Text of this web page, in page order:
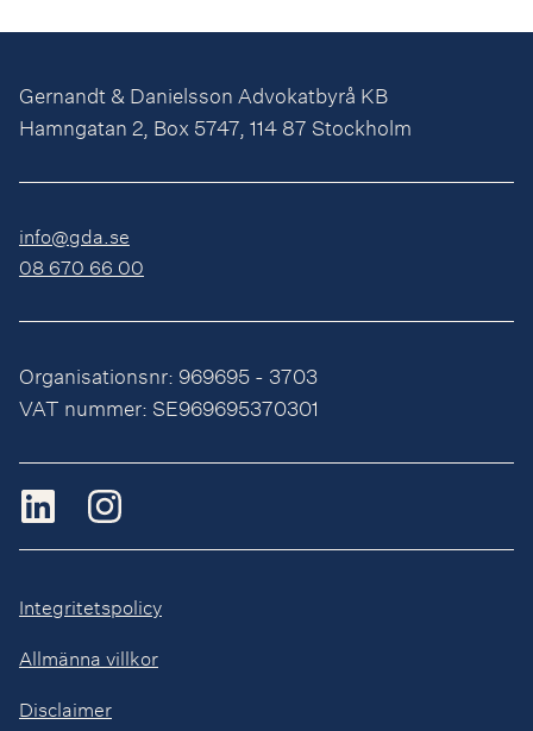
Gernandt & Danielsson Advokatbyrå KB
Hamngatan 2, Box 5747, 114 87 Stockholm
info@gda.se
08 670 66 00
Organisationsnr: 969695 - 3703
VAT nummer: SE969695370301
Integritetspolicy
Allmänna villkor
Disclaimer